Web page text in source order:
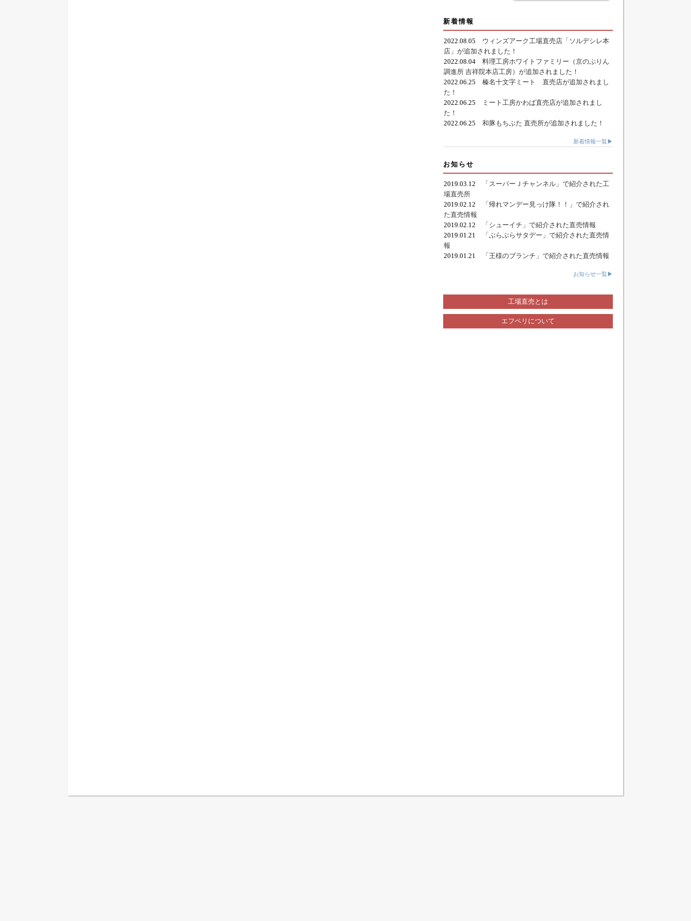
新着情報
2022.08.05 ウィンズアーク工場直売店「ソルデシレ本
店」が追加されました！
2022.08.04 料理工房ホワイトファミリー（京のぷりん
調進所 吉祥院本店工房）が追加されました！
2022.06.25 榛名十文字ミート 直売店が追加されまし
た！
2022.06.25
ミート工房かわば直売店が追加されまし
た！
2022.06.25 和豚もちぶた 直売所が追加されました！
新着情報一覧▶
お知らせ
2019.03.12
「スーパーＪチャンネル」で紹介された工
場直売所
2019.02.12
「帰れマンデー見っけ隊！！」で紹介され
た直売情報
2019.02.12
「シューイチ」で紹介された直売情報
2019.01.21
「ぶらぶらサタデー」で紹介された直売情
報
2019.01.21
「王様のブランチ」で紹介された直売情報
お知らせ一覧▶
工場直売とは
エフペリについて